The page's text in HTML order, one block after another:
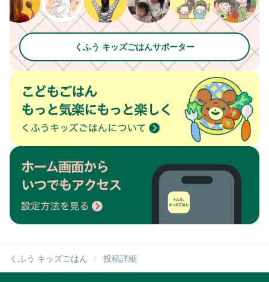
くふう キッズごはんサポーター
くふう キッズごはん 投稿詳細